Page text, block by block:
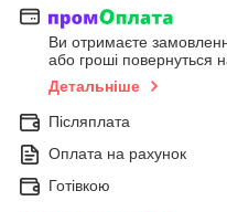
Ви отримаєте
або гроші повернуться
Детальніше
Післяплата
Оплата на рахунок
Готівкою